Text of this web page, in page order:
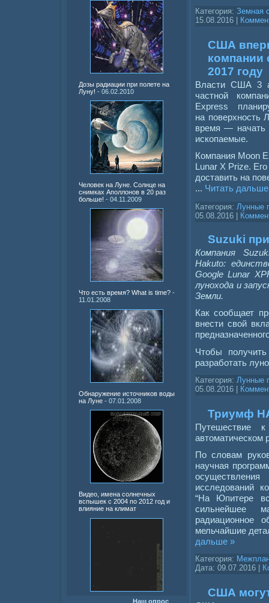
Дозы радиации при полете на
Луну! - 06.02.2010
Человек на Луне. Солнце на
снимках Аполлонов в 20 раз
больше! - 04.11.2009
Что есть время? What is time? -
11.01.2008
Обнаружение источников воды
на Луне - 07.01.2008
Видео, имена солнечных
вспышек с 2004 по 2012 год и
влияние на климат
Наш опрос
Категория: Земная
15.08.2016
США
компании
2017 году
Власти США 3
частной
Express
на поверхность
время — начать
ископаемые.
Компания Moon
Lunar X Prize.
доставить на
... Читать
Категория: Лунные
05.08.2016
Suzuki
Компания
Hakuto:
Google Lunar
лунохода и
Земли.
Как сообщает
внести свой
Чтобы
разработать
Категория: Лунные
05.08.2016 |
Триумф
Путешествие
автоматическом
По словам
научная
исследований
“На Юпитере
сильнейшее
радиационное
мельчайшие
дальше »
Категория:
Дата: 09.07.2016
США